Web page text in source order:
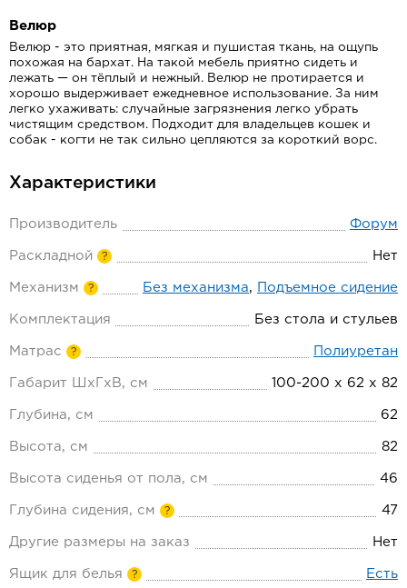
Велюр
Велюр - это приятная, мягкая и пушистая ткань, на ощупь
похожая на бархат. На такой мебель приятно сидеть и
лежать — он тёплый и нежный. Велюр не протирается и
хорошо выдерживает ежедневное использование. За ним
легко ухаживать: случайные загрязнения легко убрать
чистящим средством.
Подходит для владельцев кошек и
собак - когти не так сильно цепляются за короткий ворс.
Характеристики
Производитель Форум
Раскладной ? Нет
Механизм ? Без механизма, Подъемное сидение
Комплектация Без стола и стульев
Матрас ? Полиуретан
Габарит ШхГхВ, см 100-200 х 62 х 82
Глубина, см 62
Высота, см 82
Высота сиденья от пола, см 46
Глубина сидения, см ? 47
Другие размеры на заказ Нет
Ящик для белья ? Есть